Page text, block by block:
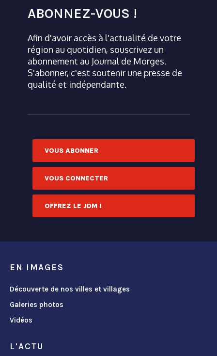
ABONNEZ-VOUS !
Afin d'avoir accès à l'actualité de votre
région au quotidien, souscrivez un
abonnement au Journal de Morges.
S'abonner, c'est soutenir une presse de
qualité et indépendante.
VOUS ABONNER
VOUS CONNECTER
OFFREZ LE JDM !
EN IMAGES
Découverte de nos villes et villages
Galeries photos
Vidéos
L'ACTU